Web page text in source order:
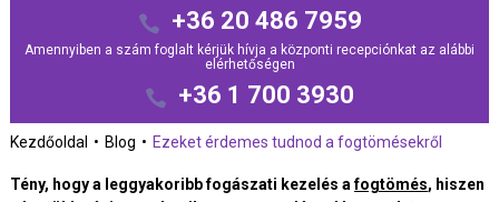
+36 20 486 7959
Amennyiben a szám foglalt kérjük hívja a központi recepciónkat az alábbi
elérhetőségen
+36 1 700 3930
Kezdőoldal Blog Ezeket érdemes tudnod a fogtömésekről
Tény, hogy a leggyakoribb fogászati kezelés afogtömés, hiszen